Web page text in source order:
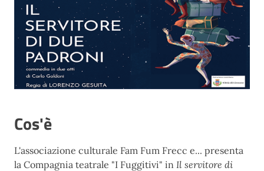
Cos'è
L'associazione culturale Fam Fum Frecc e... presenta
la Compagnia teatrale "I Fuggitivi" in Il servitore di